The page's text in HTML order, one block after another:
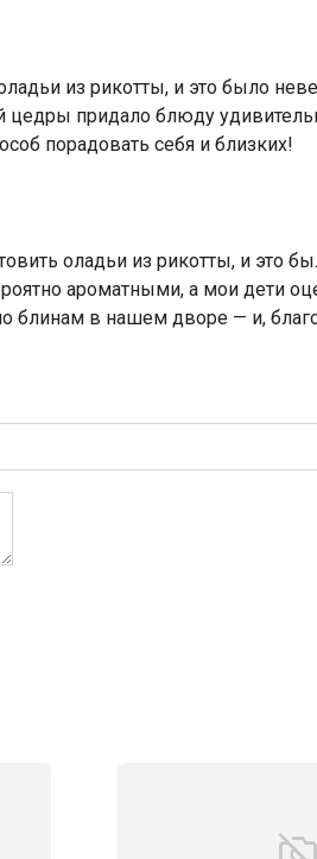
из рикотты, и это было
придало блюду
порадовать себя и близких!
оладьи из рикотты, и это
ароматными, а мои дети
блинам в нашем дворе — и,